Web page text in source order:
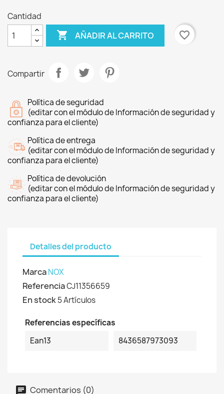
Cantidad
 AÑADIR AL CARRITO favorite_border
Compartir
Política de seguridad
(editar con el módulo de Información de seguridad y
confianza para el cliente)
Política de entrega
(editar con el módulo de Información de seguridad y
confianza para el cliente)
Política de devolución
(editar con el módulo de Información de seguridad y
confianza para el cliente)
Detalles del producto
MarcaNOX
ReferenciaCJ11356659
En stock5 Artículos
Referencias específicas
Ean13
8436587973093
Comentarios (0)